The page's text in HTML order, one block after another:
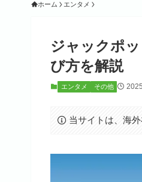
ホーム エンタメ
ジャックポ
び方を解説
エンタメ その他
当サイトは、海